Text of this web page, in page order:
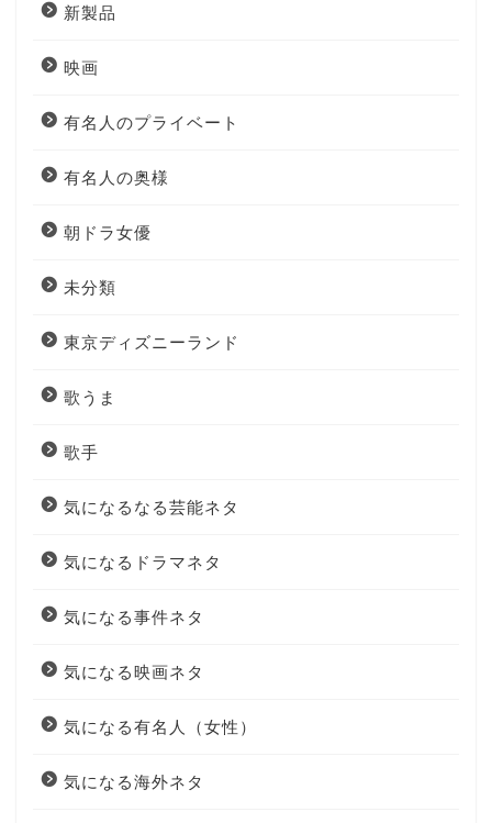
新製品
映画
有名人のプライベート
有名人の奥様
朝ドラ女優
未分類
東京ディズニーランド
歌うま
歌手
気になるなる芸能ネタ
気になるドラマネタ
気になる事件ネタ
気になる映画ネタ
気になる有名人（女性）
気になる海外ネタ